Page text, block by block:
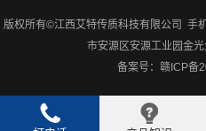
版权所有©江西艾特传质科技有限公司 手
市安源区安源工业园金
备案号： 赣ICP备